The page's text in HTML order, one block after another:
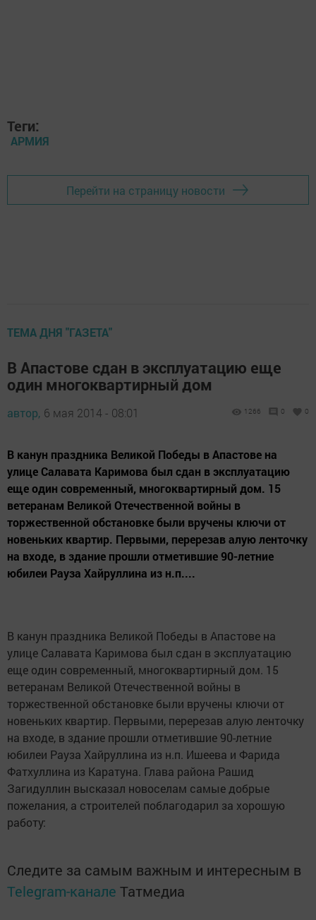
Теги:
АРМИЯ
Перейти на страницу новости
ТЕМА ДНЯ "ГАЗЕТА"
В Апастове сдан в эксплуатацию еще
один многоквартирный дом
автор, 6 мая 2014 - 08:01 1266 0 0
В канун праздника Великой Победы в Апастове на
улице Салавата Каримова был сдан в эксплуатацию
еще один современный, многоквартирный дом. 15
ветеранам Великой Отечественной войны в
торжественной обстановке были вручены ключи от
новеньких квартир. Первыми, перерезав алую ленточку
на входе, в здание прошли отметившие 90-летние
юбилеи Рауза Хайруллина из н.п....
В канун праздника Великой Победы в Апастове на
улице Салавата Каримова был сдан в эксплуатацию
еще один современный, многоквартирный дом. 15
ветеранам Великой Отечественной войны в
торжественной обстановке были вручены ключи от
новеньких квартир. Первыми, перерезав алую ленточку
на входе, в здание прошли отметившие 90-летние
юбилеи Рауза Хайруллина из н.п. Ишеева и Фарида
Фатхуллина из Каратуна. Глава района Рашид
Загидуллин высказал новоселам самые добрые
пожелания, а строителей поблагодарил за хорошую
работу:
Следите за самым важным и интересным в
Telegram-канале Татмедиа